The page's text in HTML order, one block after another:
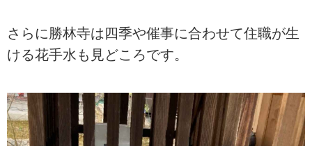
さらに勝林寺は四季や催事に合わせて住職が生
ける花手水も見どころです。